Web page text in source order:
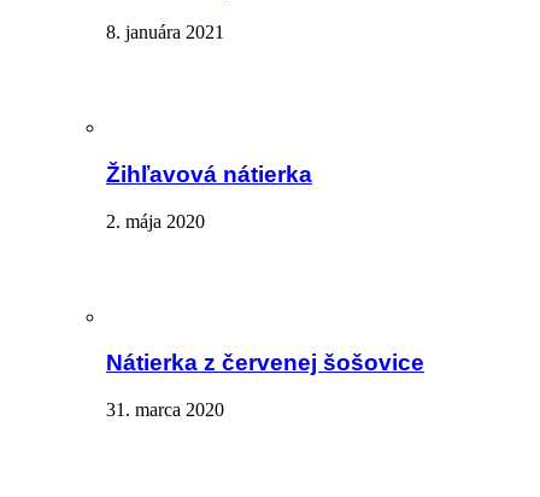
8. januára 2021
Žihľavová nátierka
2. mája 2020
Nátierka z červenej šošovice
31. marca 2020